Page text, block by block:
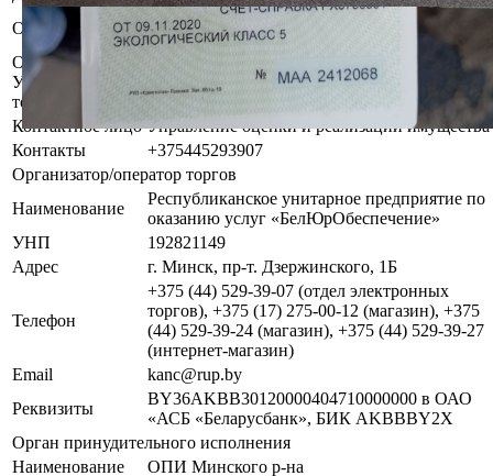
Обременения
Запрет совершения регистрационных
действий судебного исполнителя
Осмотр объекта
Участник электронных торгов обязан до начала электронных
торгов осмотреть предмет торгов ( п.2.4.3 Регламента)
Контактное лицо Управление оценки и реализации имущества
Контакты
+375445293907
Организатор/оператор торгов
Наименование
Республиканское унитарное предприятие по
оказанию услуг «БелЮрОбеспечение»
УНП
192821149
Адрес
г. Минск, пр-т. Дзержинского, 1Б
Телефон
+375 (44) 529-39-07 (отдел электронных
торгов), +375 (17) 275-00-12 (магазин), +375
(44) 529-39-24 (магазин), +375 (44) 529-39-27
(интернет-магазин)
Email
kanc@rup.by
Реквизиты
BY36AKBB30120000404710000000 в ОАО
«АСБ «Беларусбанк», БИК AKBBBY2X
Орган принудительного исполнения
Наименование
ОПИ Минского р-на